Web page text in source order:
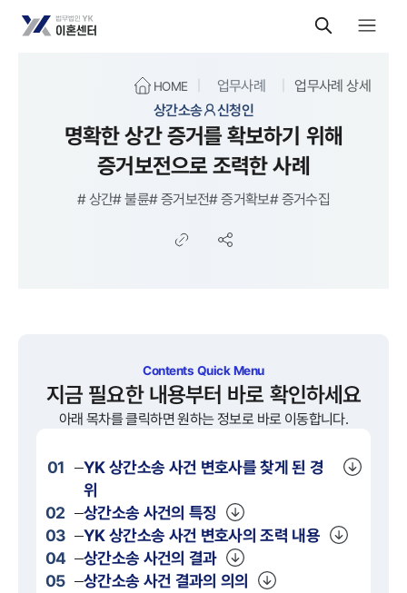
HOME 업무사례
업무사례 상세
상간소송
신청인
명확한 상간 증거를 확보하기 위해
증거보전으로 조력한 사례
#상간#불륜#증거보전#증거확보#증거수집
Contents Quick Menu
지금 필요한 내용부터 바로 확인하세요
아래 목차를 클릭하면 원하는 정보로 바로 이동합니다.
01 YK상간소송 사건 변호사를 찾게 된 경
위
02
상간소송 사건의 특징
03
YK상간소송 사건 변호사의 조력 내용
04
상간소송 사건의 결과
05
상간소송 사건 결과의 의의